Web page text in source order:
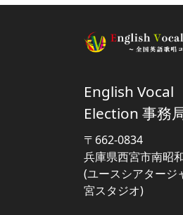
English Vocal
Election 事務
〒662-0834
兵庫県西宮市南昭
(ユースシアタージ
宮スタジオ)